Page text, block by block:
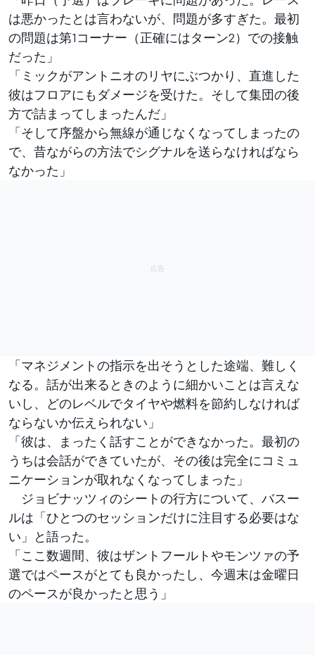
は悪かったとは言わないが、問題が多すぎた。最初
の問題は第1コーナー（正確にはターン2）での接触
だった」
「ミックがアントニオのリヤにぶつかり、直進した
彼はフロアにもダメージを受けた。そして集団の後
方で詰まってしまったんだ」
「そして序盤から無線が通じなくなってしまったの
で、昔ながらの方法でシグナルを送らなければなら
なかった」
「マネジメントの指示を出そうとした途端、難しく
なる。話が出来るときのように細かいことは言えな
いし、どのレベルでタイヤや燃料を節約しなければ
ならないか伝えられない」
「彼は、まったく話すことができなかった。最初の
うちは会話ができていたが、その後は完全にコミュ
ニケーションが取れなくなってしまった」
ジョビナッツィのシートの行方について、バスー
ルは「ひとつのセッションだけに注目する必要はな
い」と語った。
「ここ数週間、彼はザントフールトやモンツァの予
選ではペースがとても良かったし、今週末は金曜日
のペースが良かったと思う」